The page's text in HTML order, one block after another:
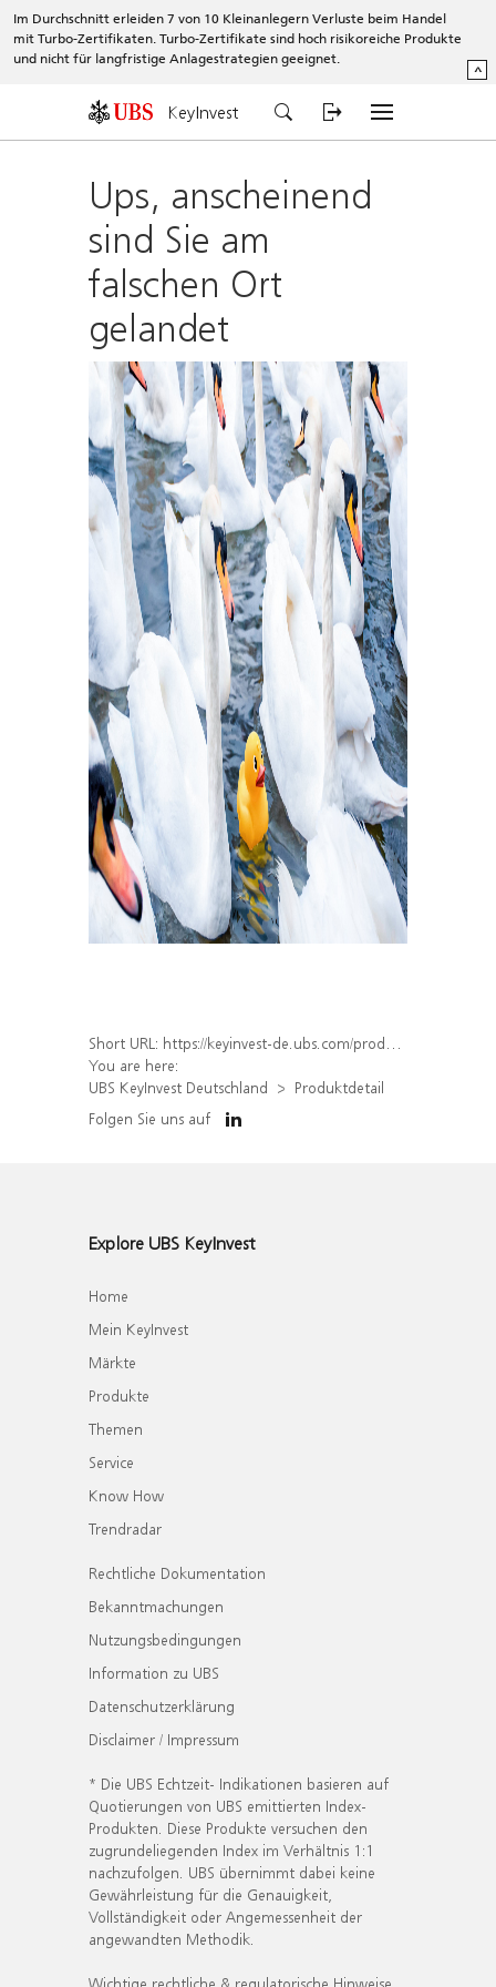
Im Durchschnitt erleiden 7 von 10 Kleinanlegern Verluste beim Handel
mit Turbo-Zertifikaten. Turbo-Zertifikate sind hoch risikoreiche Produkte
und nicht für langfristige Anlagestrategien geeignet.
^
KeyInvest
Ups, anscheinend
sind Sie am
falschen Ort
gelandet
Short URL: https://keyinvest-de.ubs.com/produkt/detail/index/isin/DE000WA83UH8
You are here:
UBS KeyInvest Deutschland
Produktdetail
Folgen Sie uns auf
Explore UBS KeyInvest
Home
Mein KeyInvest
Märkte
Produkte
Themen
Service
Know How
Trendradar
Rechtliche Dokumentation
Bekanntmachungen
Nutzungsbedingungen
Information zu UBS
Datenschutzerklärung
Disclaimer / Impressum
* Die UBS Echtzeit- Indikationen basieren auf
Quotierungen von UBS emittierten Index-
Produkten. Diese Produkte versuchen den
zugrundeliegenden Index im Verhältnis 1:1
nachzufolgen. UBS übernimmt dabei keine
Gewährleistung für die Genauigkeit,
Vollständigkeit oder Angemessenheit der
angewandten Methodik.